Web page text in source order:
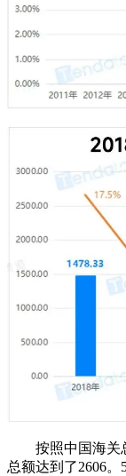
按照中国海关总
总额达到了2606